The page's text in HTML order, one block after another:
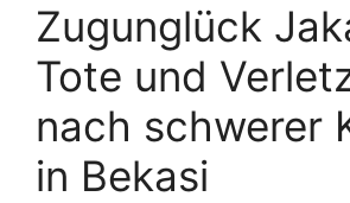
Zugunglück
Tote und
nach schwerer
in Bekasi